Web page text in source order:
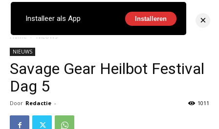
Home NIEUWS
NIEUWS
Savage Gear Heilbot Festival
Dag 5
Door Redactie - 1011
Installeer als App Installeren ×